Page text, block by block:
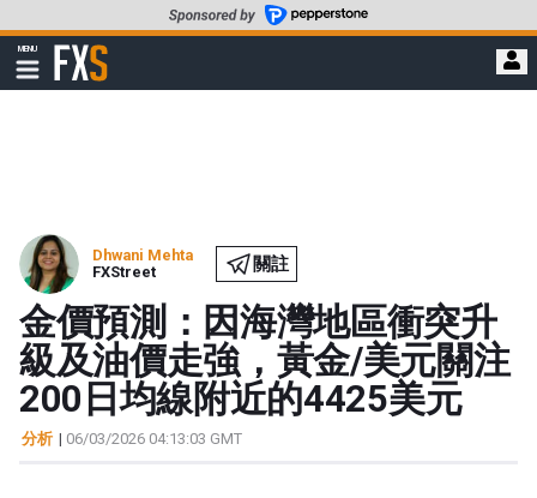
至
要
MENU
顯
示
FXStreet
Dhwani Mehta
FXStreet
關註
金價預測：因海灣地區衝突升
級及油價走強，黃金/美元關注
200日均線附近的4425美元
分析 | 06/03/2026 04:13:03 GMT